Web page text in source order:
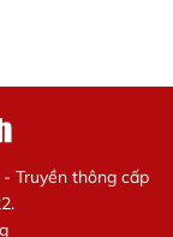
Truyền thông cấp